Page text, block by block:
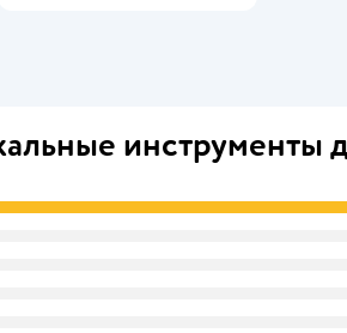
инструменты